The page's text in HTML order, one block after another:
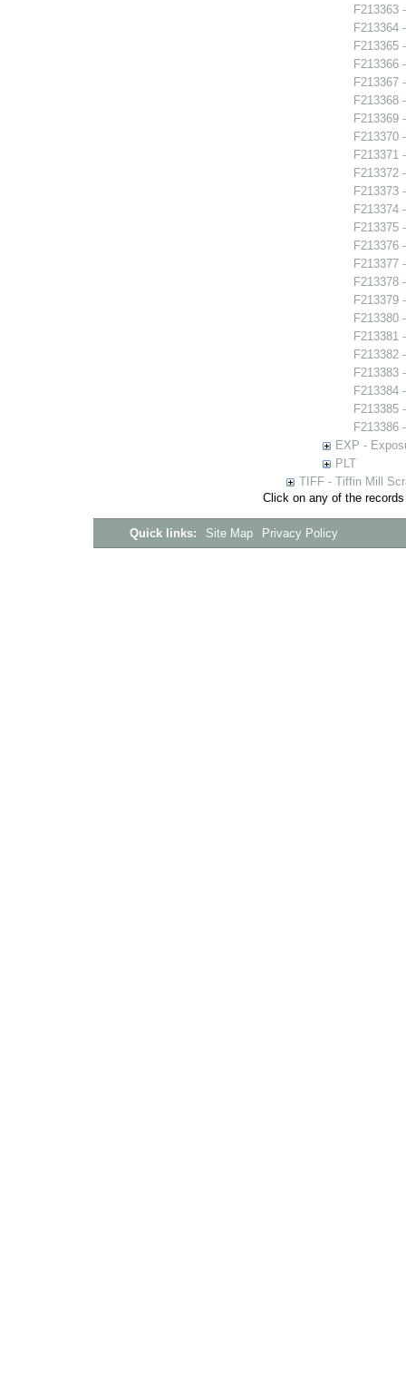
F213363
F213364
F213365
F213366
F213367
F213368
F213369
F213370
F213371
F213372
F213373
F213374
F213375
F213376
F213377
F213378
F213379
F213380
F213381
F213382
F213383
F213384
F213385
F213386
EXP -
PLT
TIFF - Tiffin Mill
Click on any of the
Quick links: Site Map Privacy Policy